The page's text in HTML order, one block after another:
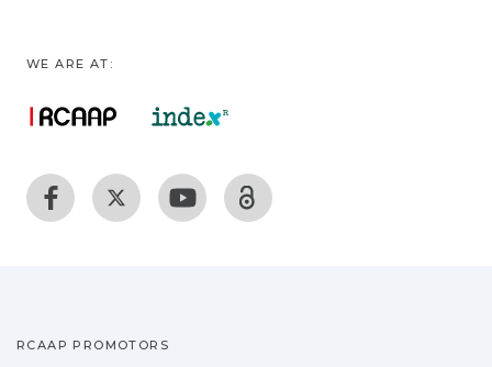
WE ARE AT:
RCAAP PROMOTORS